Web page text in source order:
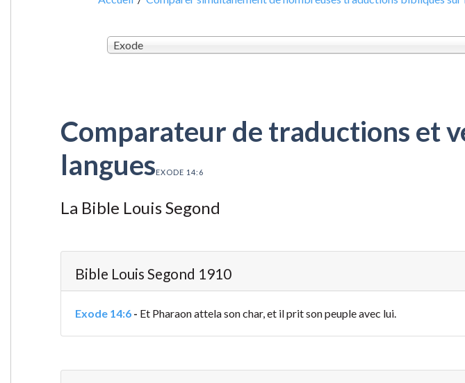
Exode
Comparateur de traductions et
languesEXODE 14:6
La Bible Louis Segond
Bible Louis Segond 1910
Exode 14:6- Et Pharaon attela son char, et il prit son peuple avec lui.